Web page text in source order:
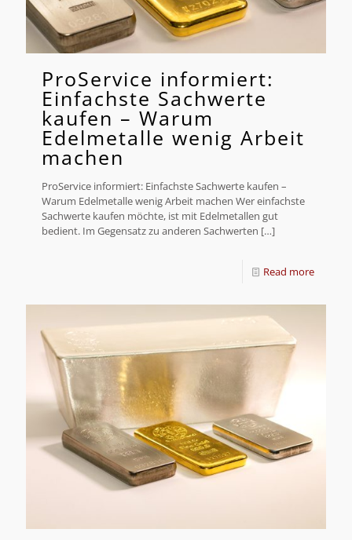
ProService informiert:
Einfachste Sachwerte
kaufen – Warum
Edelmetalle wenig Arbeit
machen
ProService informiert: Einfachste Sachwerte kaufen –
Warum Edelmetalle wenig Arbeit machen Wer einfachste
Sachwerte kaufen möchte, ist mit Edelmetallen gut
bedient. Im Gegensatz zu anderen Sachwerten […]
Read more